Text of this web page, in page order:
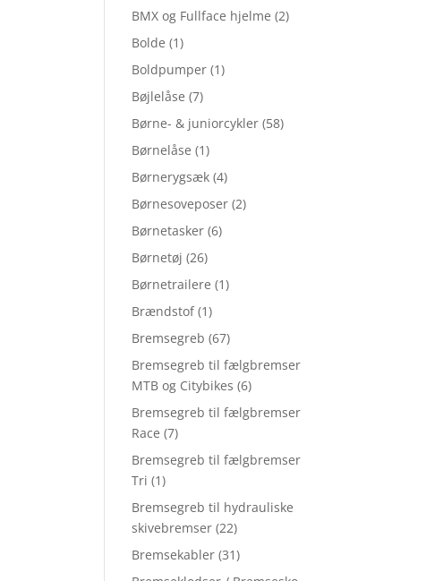
BMX og Fullface hjelme (2)
Bolde (1)
Boldpumper (1)
Bøjlelåse (7)
Børne- & juniorcykler (58)
Børnelåse (1)
Børnerygsæk (4)
Børnesoveposer (2)
Børnetasker (6)
Børnetøj (26)
Børnetrailere (1)
Brændstof (1)
Bremsegreb (67)
Bremsegreb til fælgbremser
MTB og Citybikes (6)
Bremsegreb til fælgbremser
Race (7)
Bremsegreb til fælgbremser
Tri (1)
Bremsegreb til hydrauliske
skivebremser (22)
Bremsekabler (31)